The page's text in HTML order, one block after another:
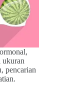
ukuran
pencarian